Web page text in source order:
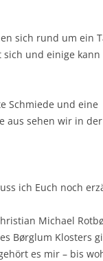
sich rund um ein
und einige
Schmiede und eine
sehen wir in
ich Euch noch
Michael
Børglum Klosters
es mir – bis